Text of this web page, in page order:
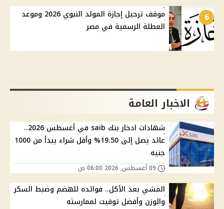
6
موقف ترحيل إجازة المولد النبوي 2026 وموعد
العطلة الرسمية في مصر
الاخبار العامة
شهادات ادخار بنك saib في أغسطس 2026..
عائد يصل إلى 19.50% وأقل شراء يبدأ من 1000
جنيه
المشي بعد الأكل.. فوائده للهضم وضبط السكر
والوزن وأفضل توقيت لممارسته